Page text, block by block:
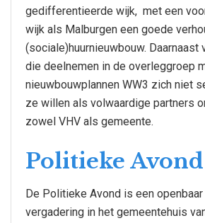
gedifferentieerde wijk, met een
wijk als Malburgen een goede
(sociale)huurnieuwbouw. Daarnaast
die deelnemen in de overleggroep
nieuwbouwplannen WW3 zich niet
ze willen als volwaardige partners
zowel VHV als gemeente.
Politieke Avond
De Politieke Avond is een
vergadering in het gemeentehuis